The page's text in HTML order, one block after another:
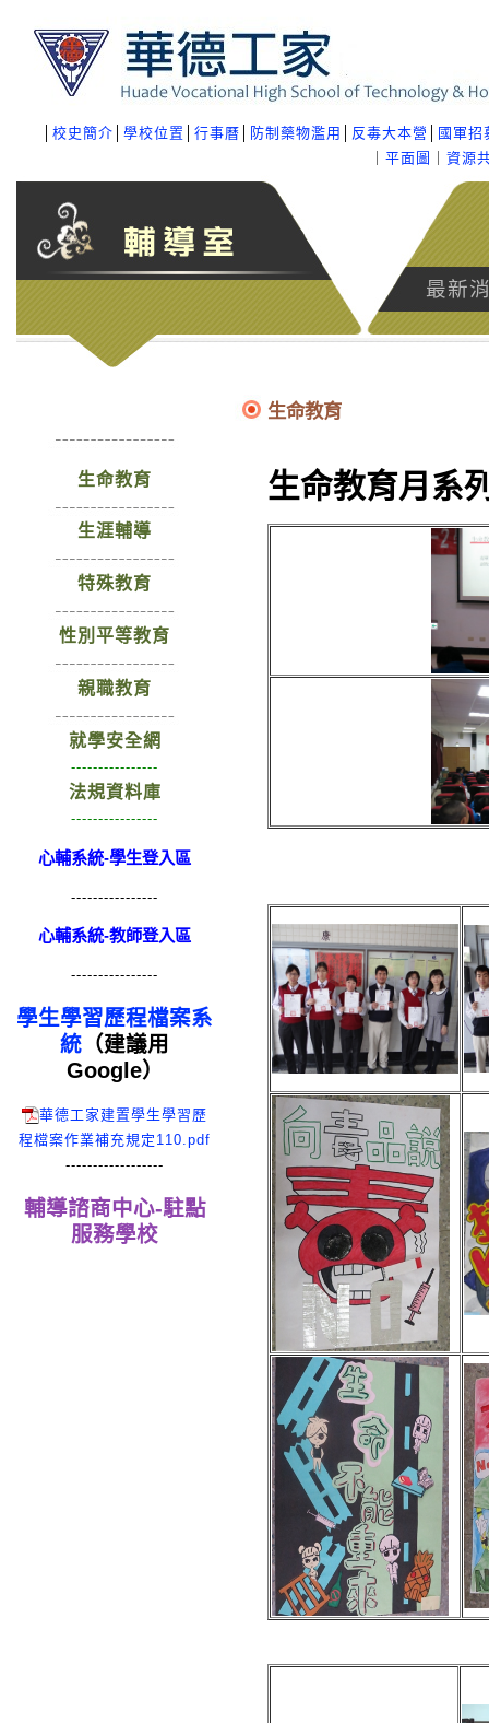
校史簡介 學校位置 行事曆 防制藥物濫用 反毒大本營
國軍招
平面圖 資源
最新
生命教育
生涯輔導
特殊教育
性別平等教育
親職教育
就學安全網
----------------
法規資料庫
----------------
心輔系統-學生登入區
----------------
心輔系統-教師登入區
----------------
學生學習歷程檔案系
統 （建議用
Google）
華德工家建置學生學習歷
程檔案作業補充規定110.pdf
------------------
輔導諮商中心-駐點
服務學校
生命教育
生命教育月系